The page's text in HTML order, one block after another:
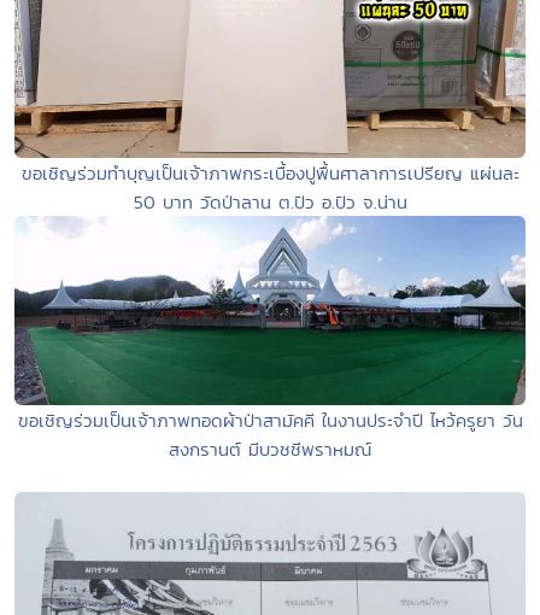
ขอเชิญร่วมทำบุญเป็นเจ้าภาพกระเบื้องปูพื้นศาลาการเปรียญ แผ่นละ
50 บาท วัดป่าลาน ต.ปัว อ.ปัว จ.น่าน
ขอเชิญร่วมเป็นเจ้าภาพทอดผ้าป่าสามัคคี ในงานประจำปี ไหว้ครูยา วัน
สงกรานต์ มีบวชชีพราหมณ์